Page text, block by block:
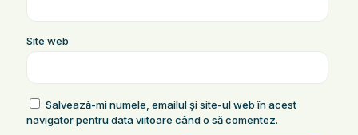
Site web
Salvează-mi numele, emailul și site-ul web în acest
navigator pentru data viitoare când o să comentez.